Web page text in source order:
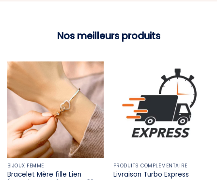
Nos meilleurs produits
BIJOUX FEMME
Bracelet Mère fille​ Lien
PRODUITS COMPLÉMENTAIRE
Livraison Turbo Express